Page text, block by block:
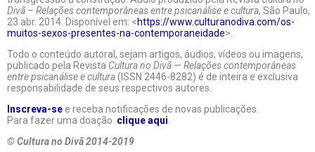
Divã – Relações contemporâneas entre psicanálise e cultura, São Paulo,
23 abr. 2014. Disponível em: <https://www.culturanodiva.com/os-
muitos-sexos-presentes-na-contemporaneidade>.
Todo o conteúdo autoral, sejam artigos, áudios, vídeos ou imagens,
publicado pela Revista Cultura no Divã — Relações contemporâneas
entre psicanálise e cultura(ISSN 2446-8282) é de inteira e exclusiva
responsabilidade de seus respectivos autores.
Inscreva-se e receba notificações de novas publicações.
Para fazer uma doação clique aqui
© Cultura no Divã 2014-2019